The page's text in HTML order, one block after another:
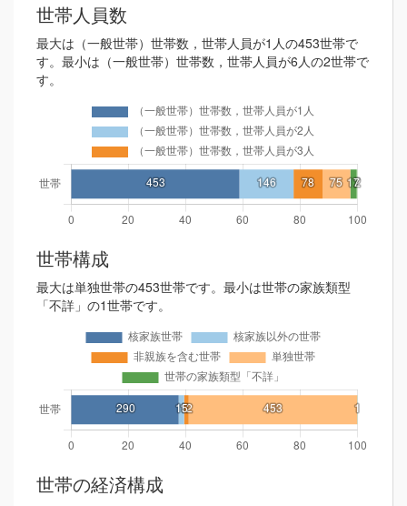
世帯人員数
最大は（一般世帯）世帯数，世帯人員が1人の453世帯で
す。最小は（一般世帯）世帯数，世帯人員が6人の2世帯で
す。
世帯構成
最大は単独世帯の453世帯です。最小は世帯の家族類型
「不詳」の1世帯です。
世帯の経済構成